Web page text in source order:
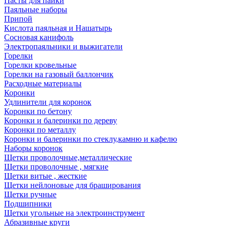
Паяльные наборы
Припой
Кислота паяльная и Нашатырь
Сосновая канифоль
Электропаяльники и выжигатели
Горелки
Горелки кровельные
Горелки на газовый баллончик
Расходные материалы
Коронки
Удлинители для коронок
Коронки по бетону
Коронки и балеринки по дереву
Коронки по металлу
Коронки и балеринки по стеклу,камню и кафелю
Наборы коронок
Щетки проволочные,металлические
Щетки проволочные , мягкие
Щетки витые , жесткие
Щетки нейлоновые для браширования
Щетки ручные
Подшипники
Щетки угольные на электроинструмент
Абразивные круги